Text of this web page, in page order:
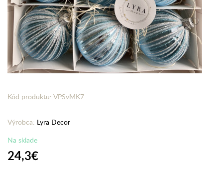
Kód produktu: VPSvMK7
Výrobca: Lyra Decor
Na sklade
24,3€